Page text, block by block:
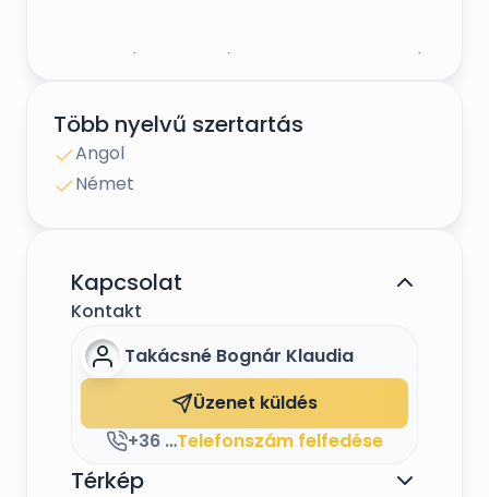
Szertartásvezetőként a polgári
garantálni. A legújabb trendeknek
megfelelő szertartások mellett a
hagyományos gyertyaceremóniát és a
töretlen sikernek örvendő homokszórást
nyelven is kérhetőek!
Több nyelvű szertartás
Angol
Német
Kapcsolat
Kontakt
Takácsné Bognár Klaudia
Üzenet küldés
+36 20 56 38 502Telefonszám felfedése
Térkép